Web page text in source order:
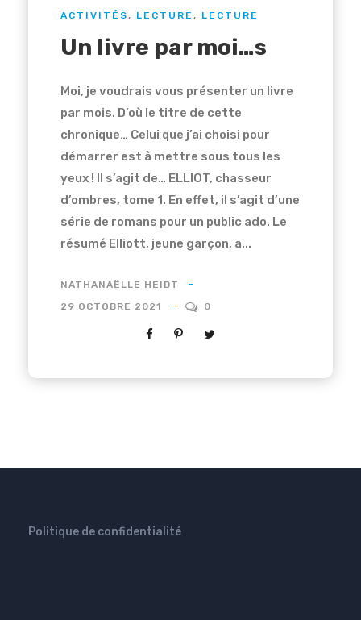
ACTIVITÉS , LECTURE , LECTURE
Un livre par moi…s
Moi, je voudrais vous présenter un livre
par mois. D’où le titre de cette
chronique… Celui que j’ai choisi pour
démarrer est à mettre sous tous les
yeux ! Il s’agit de… ELLIOT, chasseur
d’ombres, tome 1. En effet, il s’agit d’une
série de romans pour un public ado. Le
résumé Elliott, jeune garçon, a...
NATHANAËLLE HEIDT
29 OCTOBRE 2021
0
Politique de confidentialité